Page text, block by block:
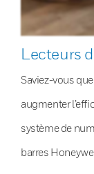
Lecteurs
Saviez-vous
augmenter
système de
barres